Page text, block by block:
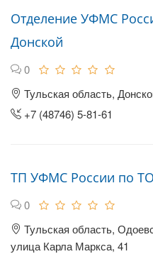
Отделение УФМС
Донской
0
Тульская область,
+7 (48746) 5-81-61
ТП УФМС России по
0
Тульская область,
улица Карла Маркса, 41